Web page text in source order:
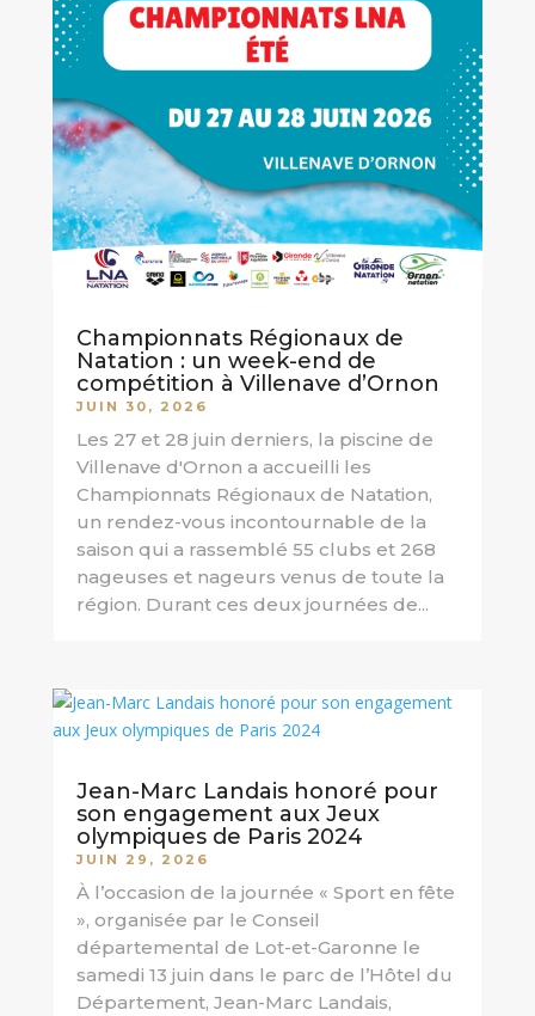
Championnats Régionaux de
Natation : un week-end de
compétition à Villenave d’Ornon
JUIN 30, 2026
Les 27 et 28 juin derniers, la piscine de
Villenave d'Ornon a accueilli les
Championnats Régionaux de Natation,
un rendez-vous incontournable de la
saison qui a rassemblé 55 clubs et 268
nageuses et nageurs venus de toute la
région. Durant ces deux journées de...
Jean-Marc Landais honoré pour
son engagement aux Jeux
olympiques de Paris 2024
JUIN 29, 2026
À l’occasion de la journée « Sport en fête
», organisée par le Conseil
départemental de Lot-et-Garonne le
samedi 13 juin dans le parc de l’Hôtel du
Département, Jean-Marc Landais,